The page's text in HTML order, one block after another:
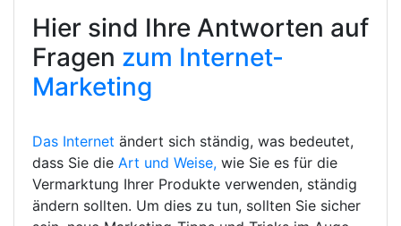
Hier sind Ihre Antworten auf
Fragen zum Internet-
Marketing
Das Internet ändert sich ständig, was bedeutet,
dass Sie die Art und Weise, wie Sie es für die
Vermarktung Ihrer Produkte verwenden, ständig
ändern sollten. Um dies zu tun, sollten Sie sicher